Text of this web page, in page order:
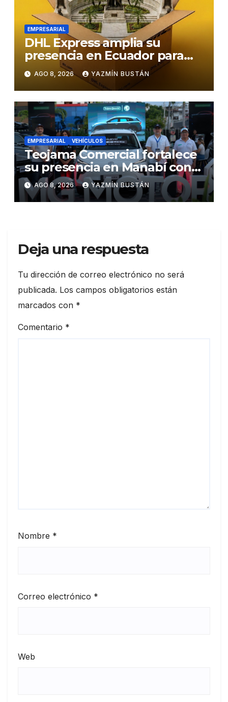
EMPRESARIAL
DHL Express amplia su
presencia en Ecuador para
responder al crecimiento de
las exportaciones
AGO 8, 2026 YAZMÍN BUSTÁN
EMPRESARIAL VEHÍCULOS
Teojama Comercial fortalece
su presencia en Manabí con
una apuesta por la movilidad
híbrida y eléctrica durante
ExpoAuto del Pacífico 2026
AGO 8, 2026 YAZMÍN BUSTÁN
Deja una respuesta
Tu dirección de correo electrónico no será
publicada. Los campos obligatorios están
marcados con *
Comentario *
Nombre *
Correo electrónico *
Web